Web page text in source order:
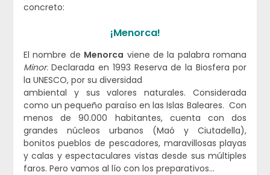
concreto:
¡Menorca!
El nombre de Menorca viene de la palabra romana
Minor. Declarada en 1993 Reserva de la Biosfera por
la UNESCO, por su diversidad
ambiental y sus valores naturales. Considerada
como un pequeño paraíso en las Islas Baleares. Con
menos de 90.000 habitantes, cuenta con dos
grandes núcleos urbanos (Maó y Ciutadella),
bonitos pueblos de pescadores, maravillosas playas
y calas y espectaculares vistas desde sus múltiples
faros. Pero vamos al lío con los preparativos…